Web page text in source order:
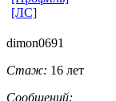
[ЛС]
dimon0691
Стаж: 16 лет
Сообщений: